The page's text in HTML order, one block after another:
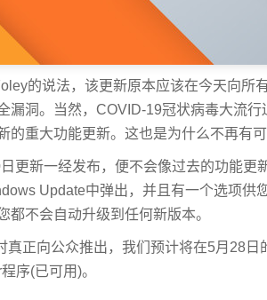
的说法，该更新原本应该在今天向所
漏洞。当然，COVID-19冠状病毒大流行
的重大功能更新。这也是为什么不再有
更新一经发布，便不会像过去的功能更
Update中弹出，并且有一个选项供
都不会自动升级到任何新版本。
真正向公众推出，我们预计将在5月28
序(已可用)。